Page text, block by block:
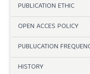
PUBLICATION ETHIC
OPEN ACCES POLICY
PUBLUCATION
HISTORY